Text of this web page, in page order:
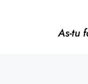
As-tu